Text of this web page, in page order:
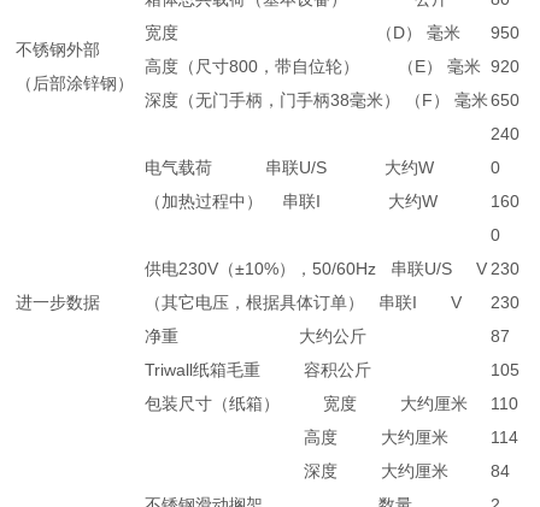
不锈钢外部
（后部涂锌钢）
宽度 （D） 毫米
950
高度（尺寸800，带自位轮） （E） 毫米 920
深度（无门手柄，门手柄38毫米） （F） 毫米650
进一步数据
电气载荷 串联U/S 大约W
（加热过程中） 串联I 大约W
240
0
160
0
供电230V（±10%），50/60Hz 串联U/S V
（其它电压，根据具体订单） 串联I V
230
230
净重 大约公斤
87
Triwall纸箱毛重 容积公斤
105
包装尺寸（纸箱） 宽度 大约厘米
高度 大约厘米
深度 大约厘米
110
114
84